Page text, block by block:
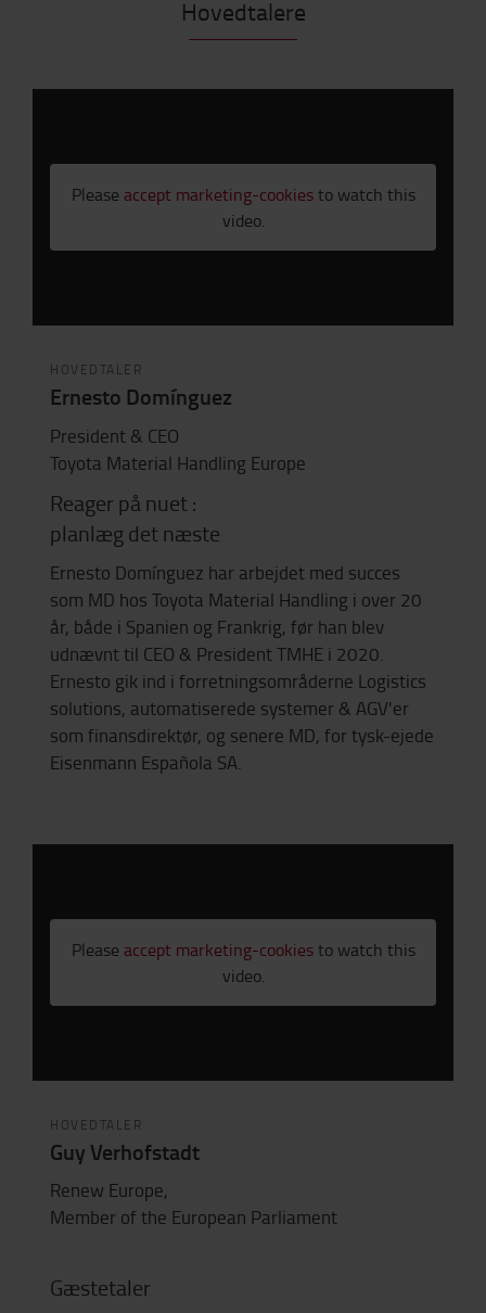
Hovedtalere
Please accept marketing-cookiesto watch this
video.
HOVEDTALER
Ernesto Domínguez
President & CEO
Toyota Material Handling Europe
Reager på nuet :
planlæg det næste
Ernesto Domínguez har arbejdet med succes
som MD hos Toyota Material Handling i over 20
år, både i Spanien og Frankrig, før han blev
udnævnt til CEO & President TMHE i 2020.
Ernesto gik ind i forretningsområderne Logistics
solutions, automatiserede systemer & AGV'er
som finansdirektør, og senere MD, for tysk-ejede
Eisenmann Española SA.
Please accept marketing-cookiesto watch this
video.
HOVEDTALER
Guy Verhofstadt
Renew Europe,
Member of the European Parliament
Gæstetaler